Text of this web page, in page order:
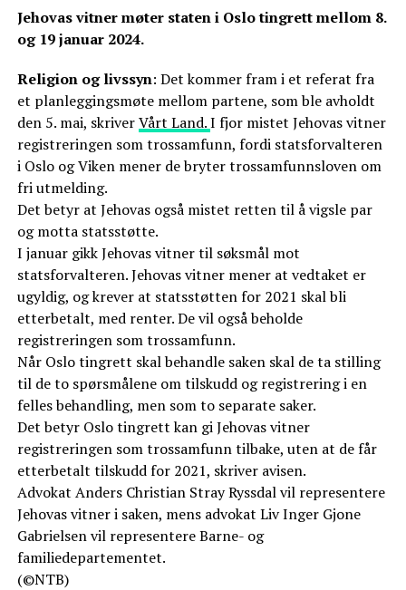
Jehovas vitner møter staten i Oslo tingrett mellom 8.
og 19 januar 2024.
Religion og livssyn: Det kommer fram i et referat fra
et planleggingsmøte mellom partene, som ble avholdt
den 5. mai, skriverVårt Land.I fjor mistet Jehovas vitner
registreringen som trossamfunn, fordi statsforvalteren
i Oslo og Viken mener de bryter trossamfunnsloven om
fri utmelding.
Det betyr at Jehovas også mistet retten til å vigsle par
og motta statsstøtte.
I januar gikk Jehovas vitner til søksmål mot
statsforvalteren. Jehovas vitner mener at vedtaket er
ugyldig, og krever at statsstøtten for 2021 skal bli
etterbetalt, med renter. De vil også beholde
registreringen som trossamfunn.
Når Oslo tingrett skal behandle saken skal de ta stilling
til de to spørsmålene om tilskudd og registrering i en
felles behandling, men som to separate saker.
Det betyr Oslo tingrett kan gi Jehovas vitner
registreringen som trossamfunn tilbake, uten at de får
etterbetalt tilskudd for 2021, skriver avisen.
Advokat Anders Christian Stray Ryssdal vil representere
Jehovas vitner i saken, mens advokat Liv Inger Gjone
Gabrielsen vil representere Barne- og
familiedepartementet.
(©NTB)